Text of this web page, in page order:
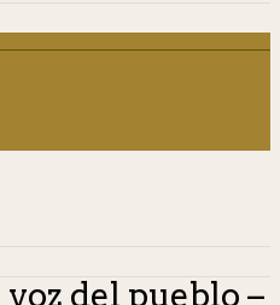
del pueblo –